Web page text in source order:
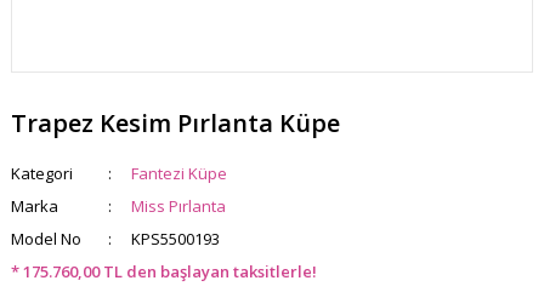
Trapez Kesim Pırlanta Küpe
Kategori
Fantezi Küpe
Marka
Miss Pırlanta
Model No
KPS5500193
* 175.760,00 TL den başlayan taksitlerle!